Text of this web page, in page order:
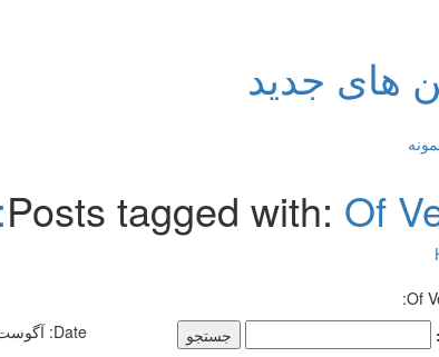
های جدید
Posts tagged with: Of
Of
Date: آگوست 8,